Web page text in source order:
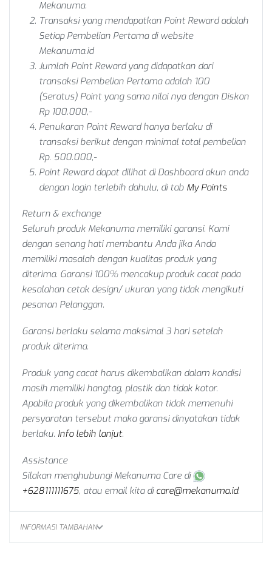
Mekanuma.
Transaksi yang mendapatkan Point Reward adalah
Setiap Pembelian Pertamadi website
Mekanuma.id
Jumlah Point Reward yang didapatkan dari
transaksi Pembelian Pertama adalah 100
(Seratus) Point yang sama nilai nya dengan Diskon
Rp 100.000,-
Penukaran Point Reward hanya berlaku di
transaksi berikut dengan minimal total pembelian
Rp. 500.000,-
Point Reward dapat dilihat di Dashboard akun anda
dengan login terlebih dahulu, di tab My Points
Return & exchange
Seluruh produk Mekanuma memiliki garansi. Kami
dengan senang hati membantu Anda jika Anda
memiliki masalah dengan kualitas produk yang
diterima. Garansi 100% mencakup produk cacat pada
kesalahan cetak design/ ukuran yang tidak mengikuti
pesanan Pelanggan.
Garansi berlaku selama maksimal 3 hari setelah
produk diterima.
Produk yang cacat harus dikembalikan dalam kondisi
masih memiliki hangtag, plastik dan tidak kotor.
Apabila produk yang dikembalikan tidak memenuhi
persyaratan tersebut maka garansi dinyatakan tidak
berlaku. Info lebih lanjut.
Assistance
Silakan menghubungi Mekanuma Care di
+628111111675, atau email kita di care@mekanuma.id.
INFORMASI TAMBAHAN